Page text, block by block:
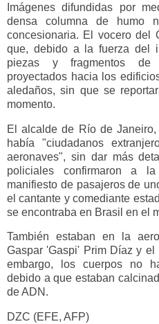
Imágenes difundidas por
densa columna de humo
concesionaria. El vocero del
que, debido a la fuerza del
piezas y fragmentos de
proyectados hacia los
aledaños, sin que se
momento.
El alcalde de Río de
había "ciudadanos
aeronaves", sin dar más
policiales confirmaron a
manifiesto de pasajeros de
el cantante y comediante
se encontraba en Brasil en el
También estaban en la
Gaspar 'Gaspi' Prim Díaz y
embargo, los cuerpos no
debido a que estaban
de ADN.
DZC (EFE, AFP)